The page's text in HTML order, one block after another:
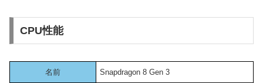
CPU性能
名前 Snapdragon 8 Gen 3